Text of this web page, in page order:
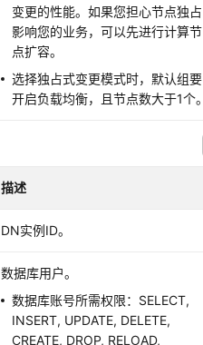
变更的性能。如果您担心节点独占
影响您的业务，可以先进行计算节
点扩容。
选择独占式变更模式时，默认组要
开启负载均衡，且节点数大于1个。
描述
DN实例ID。
数据库用户。
数据库账号所需权限：SELECT,
INSERT, UPDATE, DELETE,
CREATE, DROP, RELOAD,